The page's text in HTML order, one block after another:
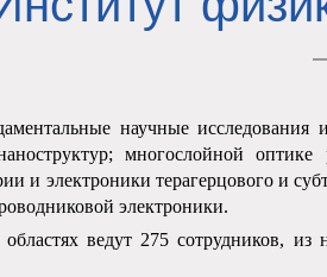
научные исследования
многослойной оптике
и электроники терагерцового и
электроники.
ведут 275 сотрудников,